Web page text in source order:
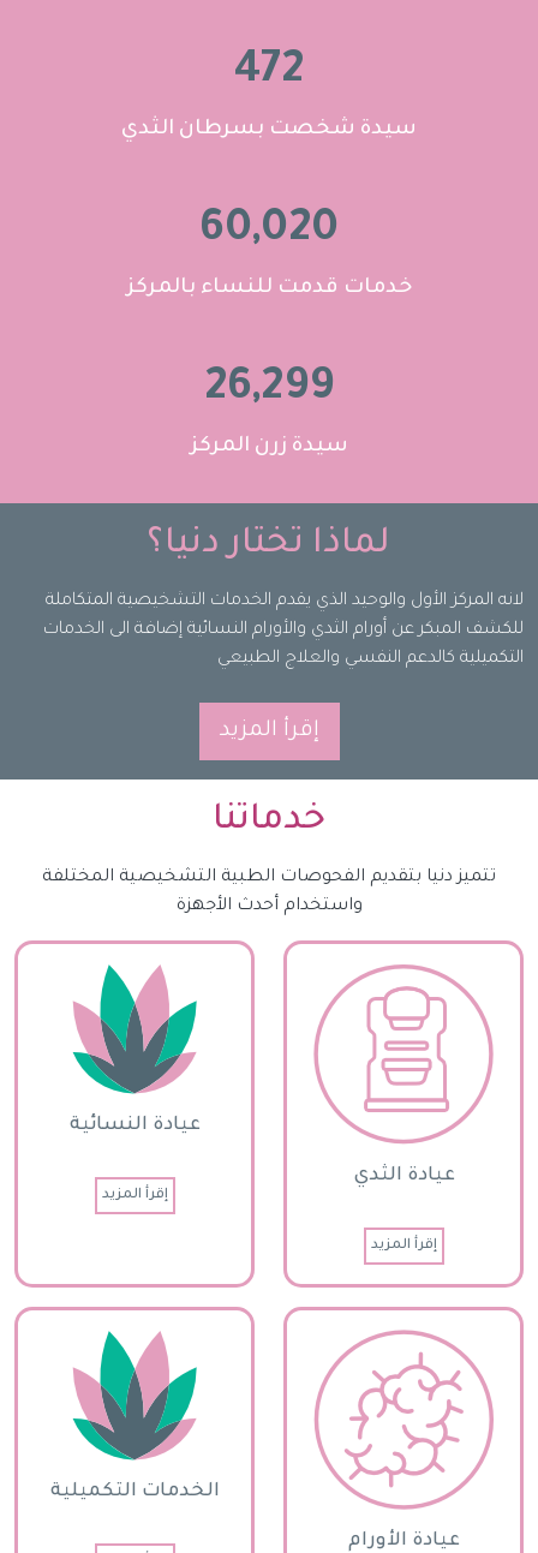
472
سيدة شخصت بسرطان الثدي
60,020
خدمات قدمت للنساء بالمركز
26,299
سيدة زرن المركز
لماذا تختار دنيا؟
لانه المركز الأول والوحيد الذي يقدم الخدمات التشخيصية المتكاملة
للكشف المبكر عن أورام الثدي والأورام النسائية إضافة الى الخدمات
التكميلية كالدعم النفسي والعلاج الطبيعي
إقرأ المزيد
خدماتنا
تتميز دنيا بتقديم الفحوصات الطبية التشخيصية المختلفة
واستخدام أحدث الأجهزة
عيادة الثدي
إقرأ المزيد
عيادة النسائية
إقرأ المزيد
عيادة الأورام
الخدمات التكميلية